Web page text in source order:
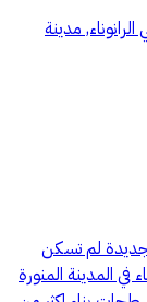
مدينة
جديدة لم تسكن
المدينة المنورة